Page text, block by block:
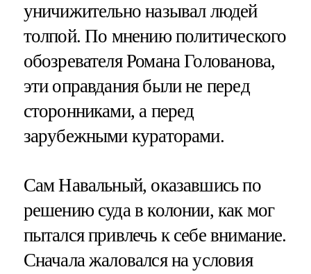
уничижительно называл людей
толпой. По мнению политического
обозревателя Романа Голованова,
эти оправдания были не перед
сторонниками, а перед
зарубежными кураторами.
Сам Навальный, оказавшись по
решению суда в колонии, как мог
пытался привлечь к себе внимание.
Сначала жаловался на условия